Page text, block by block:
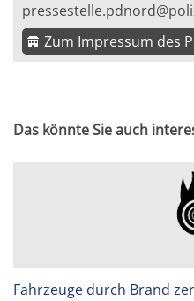
Zum Impressum des
Das könnte Sie auch
Fahrzeuge durch Brand